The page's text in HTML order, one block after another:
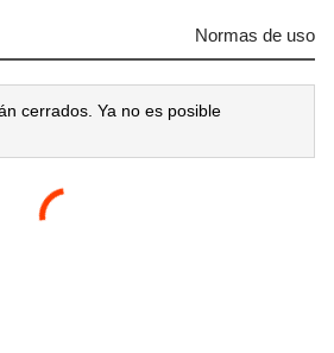
Normas de uso
cerrados. Ya no es posible